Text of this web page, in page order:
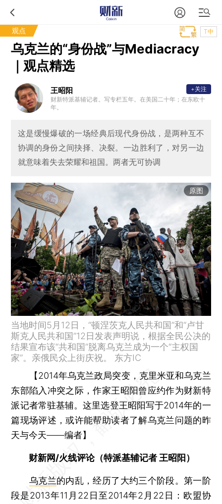
观点 T中
乌克兰的“身份战”与Mediacracy
｜观点精选
王昭阳
财新特派基辅记者。写专栏五年。在美国二十年；在东欧十
年。
+关注
这是缓慢爆破的一场经典后现代身份战，是两种互不
协调的身份之间抉择、决裂。一边胜利了，对另一边
就意味着失去荣耀和祖国。两者无可协调
原图
当地时间5月12日，“顿涅茨克人民共和国”和“卢甘
斯克人民共和国”12日发表声明说，根据全民公决的
结果宣布该“共和国”脱离乌克兰成为一个“主权国
家”。亲俄民众上街庆祝。 东方IC
【2014年乌克兰政局突变，克里米亚和乌克兰
东部陷入冲突之际，作家王昭阳曾应约作为财新特
派记者常驻基辅。这里选登王昭阳写于2014年的一
篇现场评述，或许能帮助读者了解乌克兰问题的昨
天与今天——编者】
财新网/火线评论（特派基辅记者 王昭阳）
乌克兰的内乱，经历了大约三个阶段。第一阶
段是2013年11月22日至2014年2月22日：欧盟协